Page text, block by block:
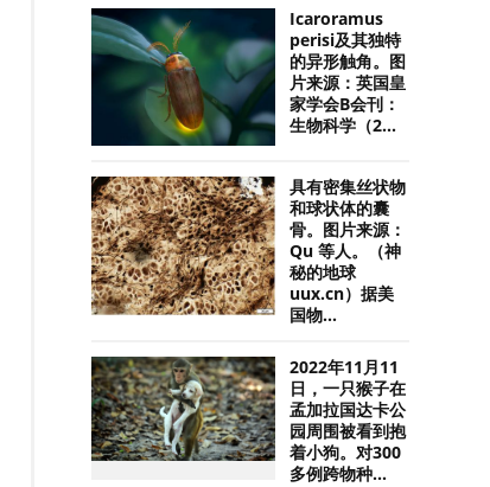
Icaroramus
perisi及其独特
的异形触角。图
片来源：英国皇
家学会B会刊：
生物科学（2...
具有密集丝状物
和球状体的囊
骨。图片来源：
Qu 等人。（神
秘的地球
uux.cn）据美
国物...
2022年11月11
日，一只猴子在
孟加拉国达卡公
园周围被看到抱
着小狗。对300
多例跨物种...